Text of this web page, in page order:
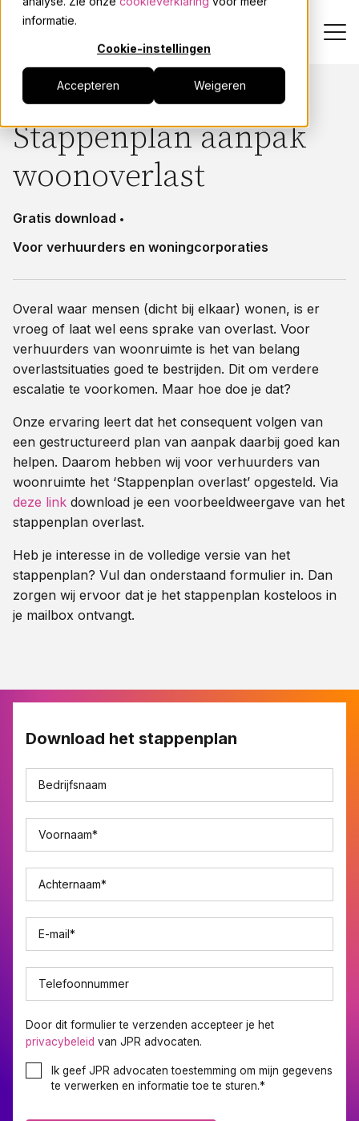
informatie.
Cookie-instellingen
Accepteren Weigeren
Stappenplan aanpak
woonoverlast
Gratis download
Voor verhuurders en woningcorporaties
Overal waar mensen (dicht bij elkaar) wonen, is er
vroeg of laat wel eens sprake van overlast. Voor
verhuurders van woonruimte is het van belang
overlastsituaties goed te bestrijden. Dit om verdere
escalatie te voorkomen. Maar hoe doe je dat?
Onze ervaring leert dat het consequent volgen van
een gestructureerd plan van aanpak daarbij goed kan
helpen. Daarom hebben wij voor verhuurders van
woonruimte het ‘Stappenplan overlast’ opgesteld. Via
deze link download je een voorbeeldweergave van het
stappenplan overlast.
Heb je interesse in de volledige versie van het
stappenplan? Vul dan onderstaand formulier in. Dan
zorgen wij ervoor dat je het stappenplan kosteloos in
je mailbox ontvangt.
Download het stappenplan
Bedrijfsnaam
Voornaam*
Achternaam*
E-mail*
Telefoonnummer
Door dit formulier te verzenden accepteer je het
privacybeleid van JPR advocaten.
Ik geef JPR advocaten toestemming om mijn gegevens
te verwerken en informatie toe te sturen.*